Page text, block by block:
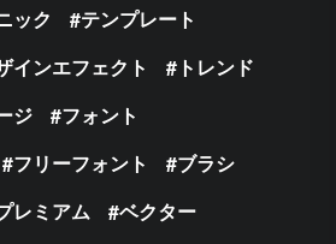
ック
テンプレート
インエフェクト
トレンド
ジ
フォント
フリーフォント
ブラシ
レミアム
ベクター